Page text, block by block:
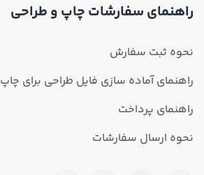
راهنمای سفارشات چاپ و طراحی
نحوه ثبت سفارش
راهنمای آماده سازی فایل طراحی برای چاپ
راهنمای پرداخت
نحوه ارسال سفارشات